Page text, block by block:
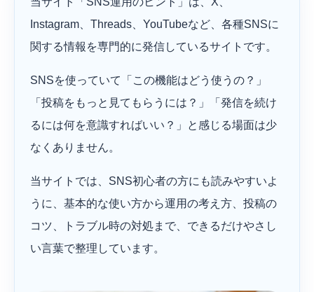
Instagram、Threads、YouTubeなど、各種SNSに
関する情報を専門的に発信しているサイトです。
SNSを使っていて「この機能はどう使うの？」
「投稿をもっと見てもらうには？」「発信を続け
るには何を意識すればいい？」と感じる場面は少
なくありません。
当サイトでは、SNS初心者の方にも読みやすいよ
うに、基本的な使い方から運用の考え方、投稿の
コツ、トラブル時の対処まで、できるだけやさし
い言葉で整理しています。